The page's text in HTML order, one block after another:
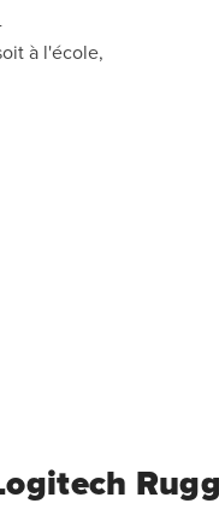
à l'école,